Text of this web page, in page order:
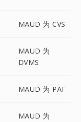
MAUD 为 CVS
MAUD 为
DVMS
MAUD 为 PAF
MAUD 为